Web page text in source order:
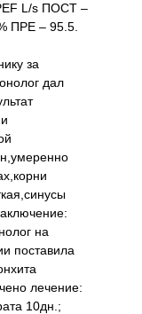
L/s ПОСТ –
ПРЕ – 95.5.
за
дал
на
поставила
лечение:
10дн.;